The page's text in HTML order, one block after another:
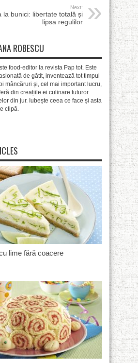
Next:
la bunici: libertate totală și
lipsa regulilor
ROBESCU
food-editor la revista Pap tot. Este
de gătit, inventează tot timpul
mâncăruri și, cel mai important lucru,
din creațiile ei culinare tuturor
din jur. Iubește ceea ce face și asta
clipă.
lime fără coacere